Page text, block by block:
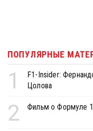
ПОПУЛЯРНЫЕ
1
F1-Insider:
Цолова
2 Фильм о Формуле